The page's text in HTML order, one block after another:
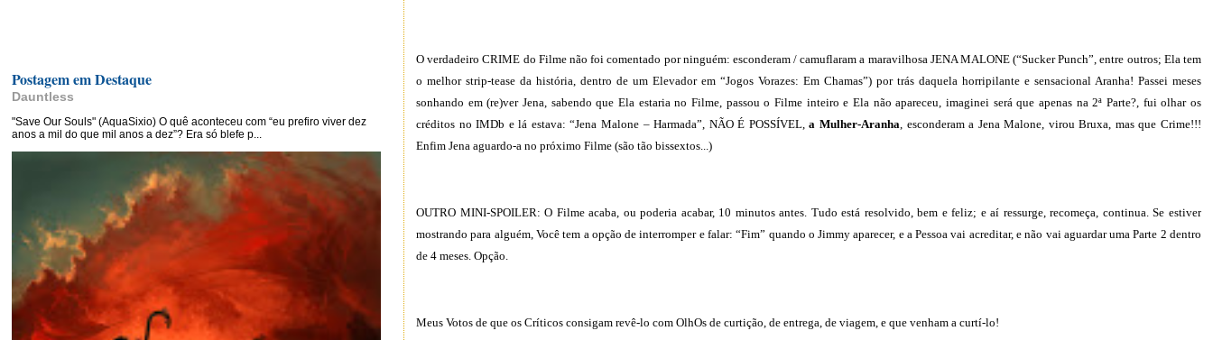
O verdadeiro CRIME do Filme não foi comentado por ninguém: esconderam / camuflaram a maravilhosa JENA MALONE (“Sucker Punch”, entre outros; Ela tem
o melhor strip-tease da história, dentro de um Elevador em “Jogos Vorazes: Em Chamas”) por trás daquela horripilante e sensacional Aranha! Passei meses
sonhando em (re)ver Jena, sabendo que Ela estaria no Filme, passou o Filme inteiro e Ela não apareceu, imaginei será que apenas na 2ª Parte?, fui olhar os
créditos no IMDb e lá estava: “Jena Malone – Harmada”, NÃO É POSSÍVEL,a Mulher-Aranha, esconderam a Jena Malone, virou Bruxa, mas que Crime!!!
Enfim Jena aguardo-a no próximo Filme (são tão bissextos...)
OUTRO MINI-SPOILER: O Filme acaba, ou poderia acabar, 10 minutos antes. Tudo está resolvido, bem e feliz; e aí ressurge, recomeça, continua. Se estiver
mostrando para alguém, Você tem a opção de interromper e falar: “Fim” quando o Jimmy aparecer, e a Pessoa vai acreditar, e não vai aguardar uma Parte 2 dentro
de 4 meses. Opção.
Meus Votos de que os Críticos consigam revê-lo com OlhOs de curtição, de entrega, de viagem, e que venham a curtí-lo!
Postagem em Destaque
Dauntless
"Save Our Souls" (AquaSixio) O quê aconteceu com “eu prefiro viver dez
anos a mil do que mil anos a dez”? Era só blefe p...